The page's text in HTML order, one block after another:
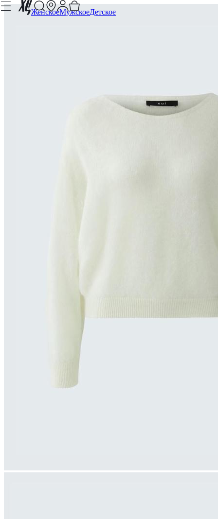
ЖенскоеМужскоеДетское